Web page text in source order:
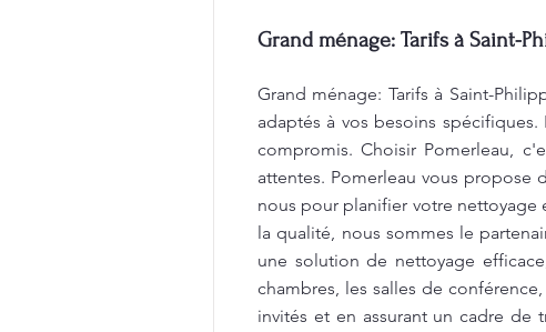
Grand ménage: Tarifs à Saint-
Grand ménage: Tarifs à Saint-
adaptés à vos besoins
compromis. Choisir Pomerleau,
attentes. Pomerleau vous propose
nous pour planifier votre
la qualité, nous sommes le
une solution de nettoyage
chambres, les salles de
invités et en assurant un cadre de